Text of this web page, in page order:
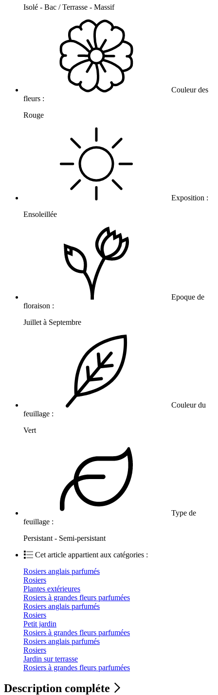
Isolé - Bac / Terrasse - Massif
Couleur des
fleurs :
Rouge
Exposition :
Ensoleillée
Epoque de
floraison :
Juillet à Septembre
Couleur du
feuillage :
Vert
Type de
feuillage :
Persistant - Semi-persistant
Cet article appartient aux catégories :
Rosiers anglais parfumés
Rosiers
Plantes extérieures
Rosiers à grandes fleurs parfumées
Rosiers anglais parfumés
Rosiers
Petit jardin
Rosiers à grandes fleurs parfumées
Rosiers anglais parfumés
Rosiers
Jardin sur terrasse
Rosiers à grandes fleurs parfumées
Description compléte